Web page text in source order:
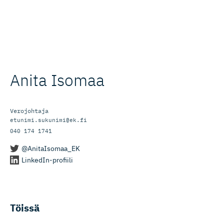
Anita Isomaa
Verojohtaja
etunimi.sukunimi@ek.fi
040 174 1741
@AnitaIsomaa_EK
LinkedIn-profiili
Töissä